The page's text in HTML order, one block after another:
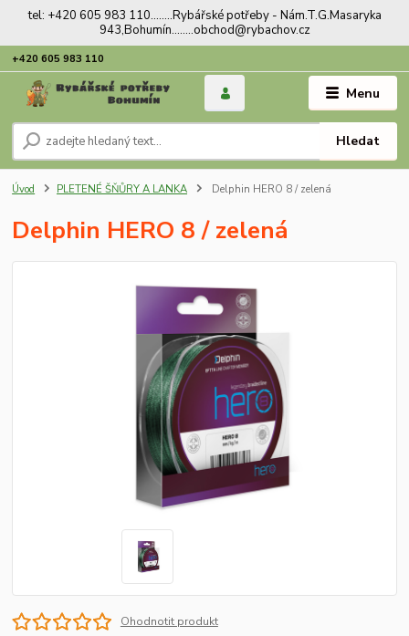
tel: +420 605 983 110........Rybářské potřeby - Nám.T.G.Masaryka
943,Bohumín........obchod@rybachov.cz
Menu
Hledat
+420 605 983 110
Úvod PLETENÉ ŠŇŮRY A LANKA Delphin HERO 8 / zelená
Delphin HERO 8 / zelená
Ohodnotit produkt